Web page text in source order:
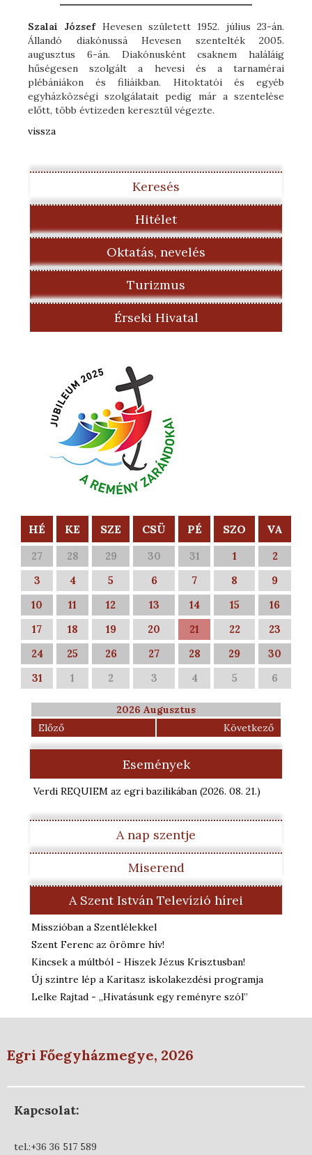
Szalai JózsefHevesen született 1952. július 23-án.
Állandó diakónussá Hevesen szentelték 2005.
augusztus 6-án. Diakónusként csaknem haláláig
hűségesen szolgált a hevesi és a tarnamérai
plébániákon és filiáikban. Hitoktatói és egyéb
egyházközségi szolgálatait pedig már a szentelése
előtt, több évtizeden keresztül végezte.
vissza
Keresés
Hitélet
Oktatás, nevelés
Turizmus
Érseki Hivatal
HÉ KE SZE CSÜ PÉ SZO VA
27 28 29 30 31 1
2
3
4 5 6 7 8
9
10
11 12 13 14 15
16
17
18 19 20 21 22
23
24
25 26 27 28 29
30
31
1 2 3 4 5 6
2026 Augusztus
Előző
Következő
Események
Verdi REQUIEM az egri bazilikában (2026. 08. 21.)
A nap szentje
Miserend
A Szent István Televízió hírei
Misszióban a Szentlélekkel
Szent Ferenc az örömre hív!
Kincsek a múltból - Hiszek Jézus Krisztusban!
Új szintre lép a Karitasz iskolakezdési programja
Lelke Rajtad - „Hivatásunk egy reményre szól”
Egri Főegyházmegye, 2026
Kapcsolat:
tel.:+36 36 517 589